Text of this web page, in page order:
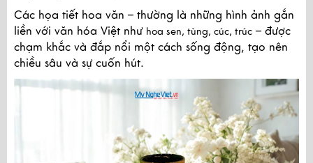
Các họa tiết hoa văn – thường là những hình ảnh gắn
liền với văn hóa Việt như hoa sen, tùng, cúc, trúc – được
chạm khắc và đắp nổi một cách sống động, tạo nên
chiều sâu và sự cuốn hút.